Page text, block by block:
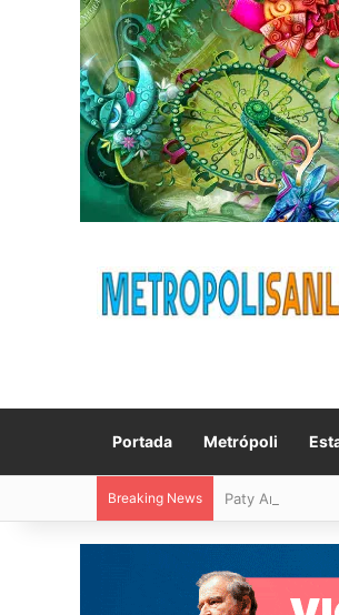
Portada Metrópoli
Breaking News Paty Aradillas